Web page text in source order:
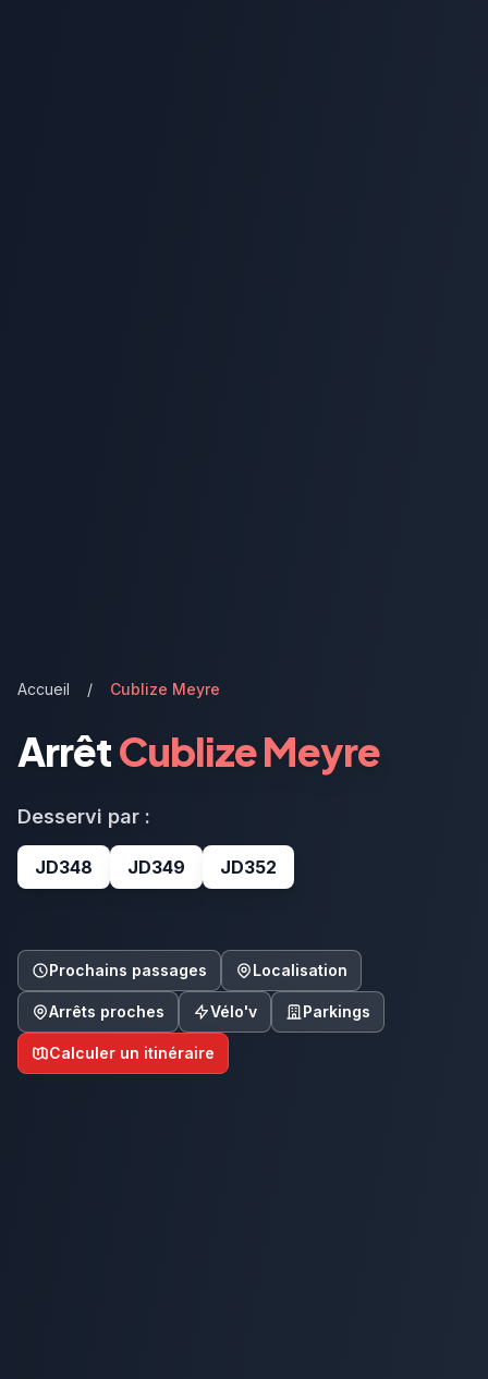
Accueil / Cublize Meyre
ArrêtCublize Meyre
Desservi par :
JD348 JD349 JD352
Prochains passages Localisation
Arrêts proches Vélo'v Parkings
Calculer un itinéraire